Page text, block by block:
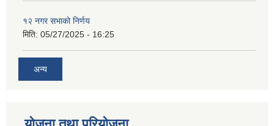
१२ नगर सभाको निर्णय
मिति: 05/27/2025 - 16:25
अन्य